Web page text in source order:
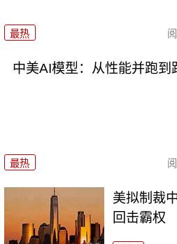
最热
中美AI模型：从性能并跑到
最热
美拟制裁
回击霸权